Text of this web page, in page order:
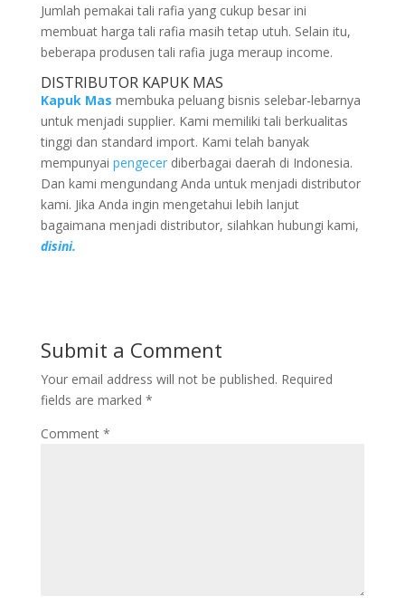
Jumlah pemakai tali rafia yang cukup besar ini
membuat harga tali rafia masih tetap utuh. Selain itu,
beberapa produsen tali rafia juga meraup income.
DISTRIBUTOR KAPUK MAS
Kapuk Mas membuka peluang bisnis selebar-lebarnya
untuk menjadi supplier. Kami memiliki tali berkualitas
tinggi dan standard import. Kami telah banyak
mempunyai pengecerdiberbagai daerah di Indonesia.
Dan kami mengundang Anda untuk menjadi distributor
kami. Jika Anda ingin mengetahui lebih lanjut
bagaimana menjadi distributor, silahkan hubungi kami,
disini.
Submit a Comment
Your email address will not be published. Required
fields are marked *
Comment *